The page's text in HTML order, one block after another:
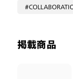
迷ったらコレ！
軽くてかけごご
掲載商品